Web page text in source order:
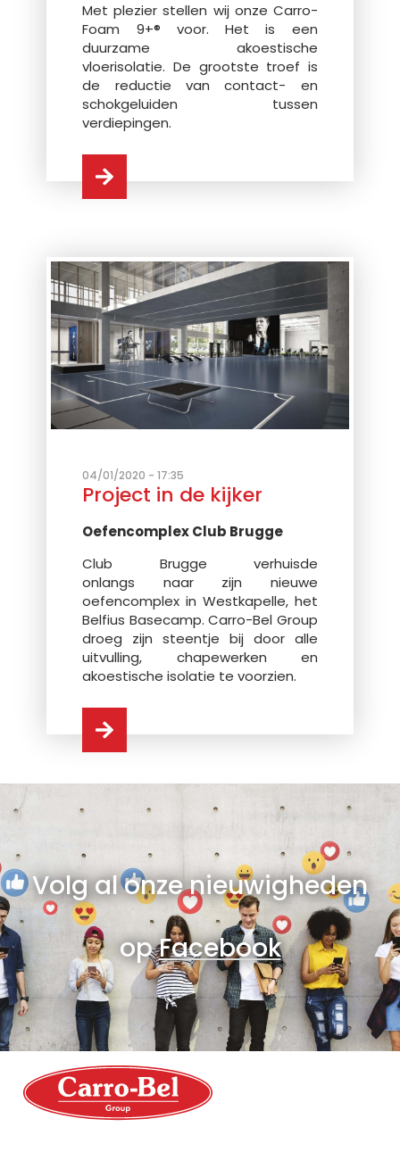
Met plezier stellen wij onze Carro-
Foam 9+® voor. Het is een
duurzame akoestische
vloerisolatie. De grootste troef is
de reductie van contact- en
schokgeluiden tussen
verdiepingen.
04/01/2020 - 17:35
Project in de kijker
Oefencomplex Club Brugge
Club Brugge verhuisde
onlangs naar zijn nieuwe
oefencomplex in Westkapelle, het
Belfius Basecamp. Carro-Bel Group
droeg zijn steentje bij door alle
uitvulling, chapewerken en
akoestische isolatie te voorzien.
Volg al onze nieuwigheden
opFacebook